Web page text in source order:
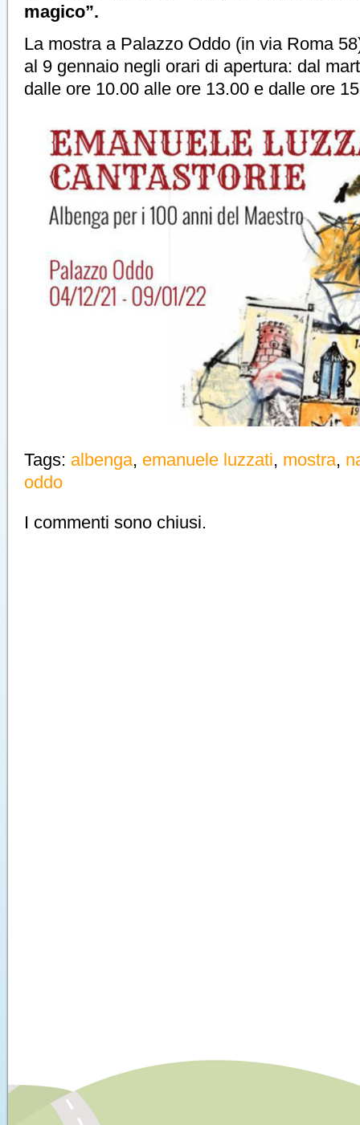
magico”.
La mostra a Palazzo Oddo (in via Roma
al 9 gennaio negli orari di apertura: dal
dalle ore 10.00 alle ore 13.00 e dalle ore
Tags: albenga, emanuele luzzati, mostra,
oddo
I commenti sono chiusi.